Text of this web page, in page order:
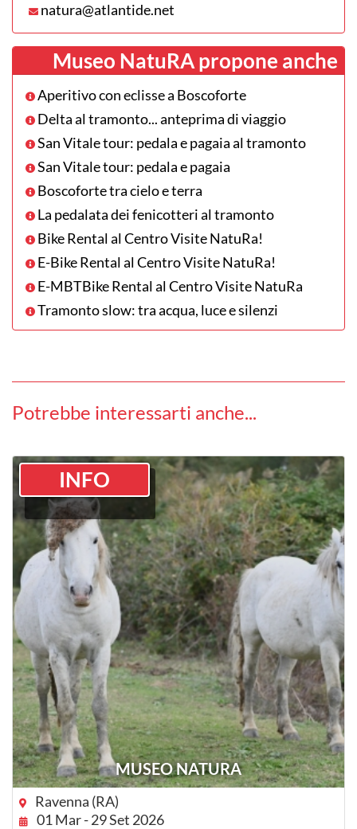
natura@atlantide.net
Museo NatuRA propone anche
Aperitivo con eclisse a Boscoforte
Delta al tramonto... anteprima di viaggio
San Vitale tour: pedala e pagaia al tramonto
San Vitale tour: pedala e pagaia
Boscoforte tra cielo e terra
La pedalata dei fenicotteri al tramonto
Bike Rental al Centro Visite NatuRa!
E-Bike Rental al Centro Visite NatuRa!
E-MBTBike Rental al Centro Visite NatuRa
Tramonto slow: tra acqua, luce e silenzi
Potrebbe interessarti anche...
MUSEO NATURA
INFO
Ravenna (RA)
01 Mar - 29 Set 2026